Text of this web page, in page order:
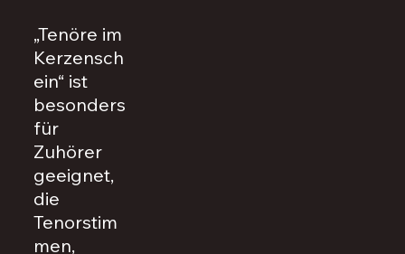
„Tenöre im
Kerzensch
ein“ ist
besonders
für
Zuhörer
geeignet,
die
Tenorstim
men,